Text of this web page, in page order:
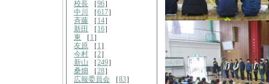
校長 ［96］
中川
［617］
斉藤 ［ 14］
新田
［ 16］
東 ［ 1 ］
友原 ［ 1 ］
今村 ［2］
新山 ［249］
桑畑
［28］
広報委員会 ［83］